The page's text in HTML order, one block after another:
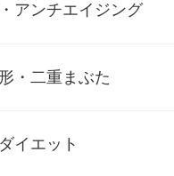
アンチエイジング
・二重まぶた
イエット